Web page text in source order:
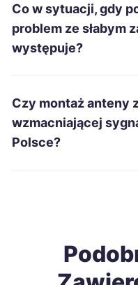
Malbork
Zamość
Grudziądz
Ciechanów
Co w sytuacji, gdy
problem ze słabym
występuje?
Czy montaż anteny
wzmacniającej
Polsce?